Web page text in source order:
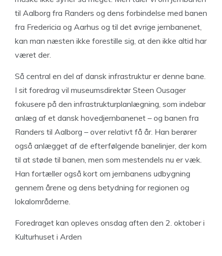
til Aalborg fra Randers og dens forbindelse med banen
fra Fredericia og Aarhus og til det øvrige jernbanenet,
kan man næsten ikke forestille sig, at den ikke altid har
været der.
Så central en del af dansk infrastruktur er denne bane.
I sit foredrag vil museumsdirektør Steen Ousager
fokusere på den infrastrukturplanlægning, som indebar
anlæg af et dansk hovedjernbanenet – og banen fra
Randers til Aalborg – over relativt få år. Han berører
også anlægget af de efterfølgende banelinjer, der kom
til at støde til banen, men som mestendels nu er væk.
Han fortæller også kort om jernbanens udbygning
gennem årene og dens betydning for regionen og
lokalområderne.
Foredraget kan opleves onsdag aften den 2. oktober i
Kulturhuset i Arden